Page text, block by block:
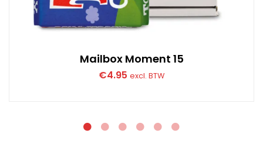
Mailbox Moment 15
€4.95 excl. BTW